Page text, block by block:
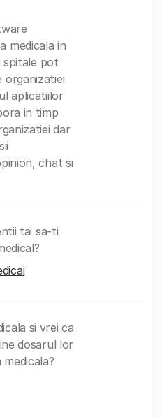
medicala in
spitale pot
organizatiei
aplicatiilor
in timp
dar
chat si
tai sa-ti
si vrei ca
dosarul lor